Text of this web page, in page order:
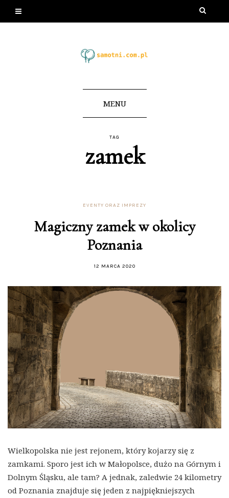
MENU
TAG
zamek
EVENTY ORAZ IMPREZY
Magiczny zamek w okolicy
Poznania
12 MARCA 2020
Wielkopolska nie jest rejonem, który kojarzy się z
zamkami. Sporo jest ich w Małopolsce, dużo na Górnym i
Dolnym Śląsku, ale tam? A jednak, zaledwie 24 kilometry
od Poznania znajduje się jeden z najpiękniejszych